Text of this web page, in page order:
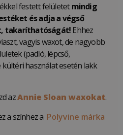
festett felületetmindig
és adja a végső
takaríthatóságát!Ehhez
vagyis waxot, de nagyobb
(padló, lépcső,
használat esetén lakk
azAnnie Sloan waxokat.
a színhez a Polyvine márka